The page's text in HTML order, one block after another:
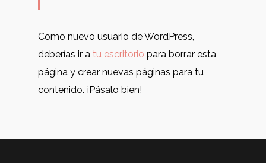
Como nuevo usuario de WordPress,
deberías ir a tu escritorio para borrar esta
página y crear nuevas páginas para tu
contenido. ¡Pásalo bien!